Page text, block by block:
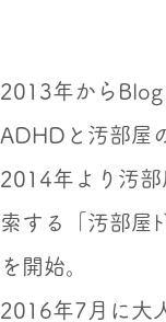
2013年から
ADHDと汚部屋
​2014年より汚
索する「汚部屋
を開始。
2016年7月に大